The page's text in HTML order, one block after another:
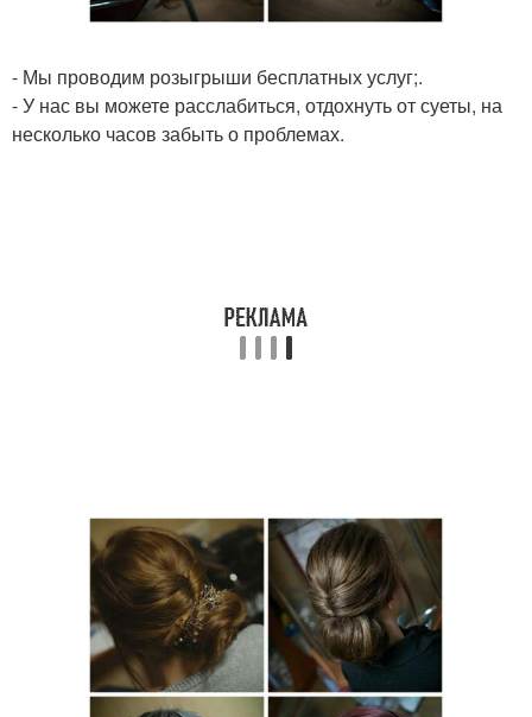
- Мы проводим розыгрыши бесплатных услуг;.
- У нас вы можете расслабиться, отдохнуть от суеты, на
несколько часов забыть о проблемах.